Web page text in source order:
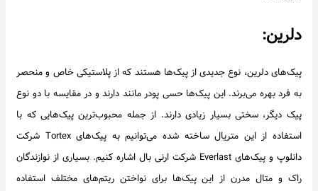
دلرین:
پیک‌های دلرین، نوع جدیدی از پیک‌ها هستند که از پلاستیکی خاص و منحصر
به فرد بهره می‌برند. این پیک‌ها حسی پودر مانند دارند و در مقایسه با دو نوع
پیک دیگر، سختی بسیار زیادی دارند. از جمله محبوب‌ترین پیک‌هایی که با
استفاده از این متریال ساخته شده می‌توانیم به پیک‌های Tortex شرکت
دانلوپ و پیک‌های Everlast شرکت ارنی بال اشاره کنیم. بسیاری از نوازندگان
راک و متال مدرن از این پیک‌ها برای نواختن ریتم‌های مختلف استفاده